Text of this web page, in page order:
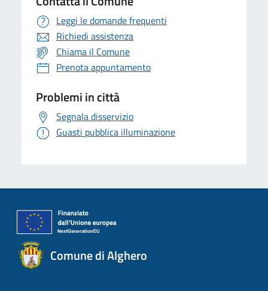
Leggi le domande frequenti
Richiedi assistenza
Chiama il Comune
Prenota appuntamento
Problemi in città
Segnala disservizio
Guasti pubblica illuminazione
Comune di Alghero